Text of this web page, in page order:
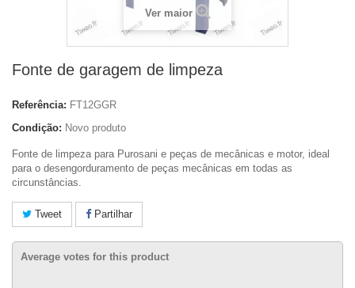
Ver maior
Fonte de garagem de limpeza
Referência: FT12GGR
Condição: Novo produto
Fonte de limpeza para Purosani e peças de mecânicas e motor, ideal
para o desengorduramento de peças mecânicas em todas as
circunstâncias.
Tweet Partilhar
Average votes for this product